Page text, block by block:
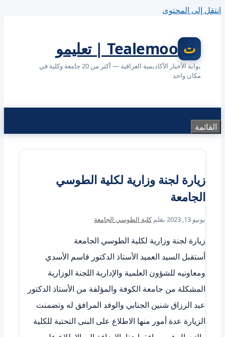
انتقل إلى المحتوى
Tealemoo | تعليمو
بوابة الأخبار الأكاديمية العراقية — أكثر من 20 جامعة وكلية في
مكان واحد
القائمة
زيارة لجنة وزارية لكلية الطوسي
الجامعة
يونيو 13, 2023 بقلمكلية الطوسي الجامعة
زيارة لجنة وزارية لكلية الطوسي الجامعة
أستقبل السيد العميد الأستاذ الدكتور قاسم الأسدي
ومعاونيه للشؤون العلمية والإدارية اللجنة الوزارية
المشكلة من جامعة الكوفة والمؤلفة من الأستاذ الدكتور
عبد الرزاق شنين الجنابي والوفد المرافق له وتضمنت
الزيارة عدة أمور منها الاطلاع على البنى التحتية للكلية